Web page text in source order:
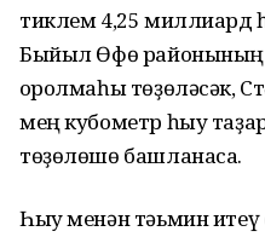
тиклем 4,25 миллиард
Быйыл Өфө
ҡоролмаһы төҙөләсәк,
мең кубометр һыу
төҙөлөшө башланасаҡ.
Һыу менән тәьмин